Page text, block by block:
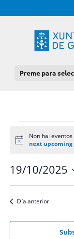
Preme para
EVENTOS
FOR
OUTUBRO
2025
Notice
Non hai
next upcoming
19/10/2025
Día anterior